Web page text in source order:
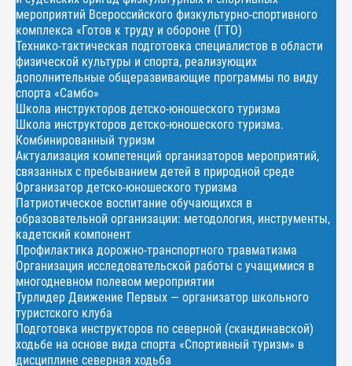
мероприятий Всероссийского физкультурно-спортивного
комплекса «Готов к труду и обороне (ГТО)
Технико-тактическая подготовка специалистов в области
физической культуры и спорта, реализующих
дополнительные общеразвивающие программы по виду
спорта «Самбо»
Школа инструкторов детско-юношеского туризма
Школа инструкторов детско-юношеского туризма.
Комбинированный туризм
Актуализация компетенций организаторов мероприятий,
связанных с пребыванием детей в природной среде
Организатор детско-юношеского туризма
Патриотическое воспитание обучающихся в
образовательной организации: методология, инструменты,
кадетский компонент
Профилактика дорожно-транспортного травматизма
Организация исследовательской работы с учащимися в
многодневном полевом мероприятии
Турлидер Движение Первых — организатор школьного
туристского клуба
Подготовка инструкторов по северной (скандинавской)
ходьбе на основе вида спорта «Спортивный туризм» в
дисциплине северная ходьба